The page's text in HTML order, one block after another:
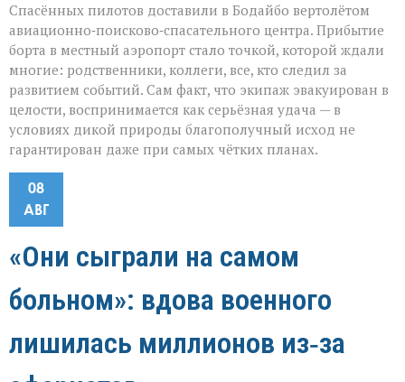
Спасённых пилотов доставили в Бодайбо вертолётом
авиационно‑поисково‑спасательного центра. Прибытие
борта в местный аэропорт стало точкой, которой ждали
многие: родственники, коллеги, все, кто следил за
развитием событий. Сам факт, что экипаж эвакуирован в
целости, воспринимается как серьёзная удача — в
условиях дикой природы благополучный исход не
гарантирован даже при самых чётких планах.
08
АВГ
«Они сыграли на самом
больном»: вдова военного
лишилась миллионов из‑за